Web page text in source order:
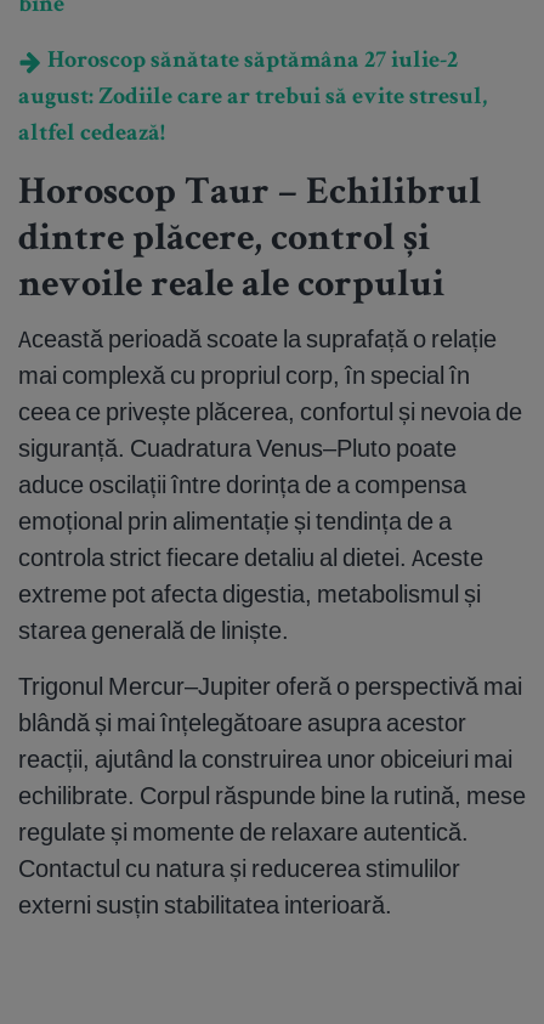
bine
Horoscop sănătate săptămâna 27 iulie-2
august: Zodiile care ar trebui să evite stresul,
altfel cedează!
Horoscop Taur – Echilibrul
dintre plăcere, control și
nevoile reale ale corpului
Această perioadă scoate la suprafață o relație
mai complexă cu propriul corp, în special în
ceea ce privește plăcerea, confortul și nevoia de
siguranță. Cuadratura Venus–Pluto poate
aduce oscilații între dorința de a compensa
emoțional prin alimentație și tendința de a
controla strict fiecare detaliu al dietei. Aceste
extreme pot afecta digestia, metabolismul și
starea generală de liniște.
Trigonul Mercur–Jupiter oferă o perspectivă mai
blândă și mai înțelegătoare asupra acestor
reacții, ajutând la construirea unor obiceiuri mai
echilibrate. Corpul răspunde bine la rutină, mese
regulate și momente de relaxare autentică.
Contactul cu natura și reducerea stimulilor
externi susțin stabilitatea interioară.